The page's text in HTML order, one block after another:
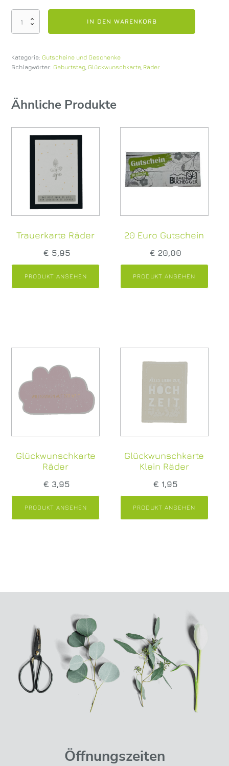
Geburtstagskarte
IN DEN WARENKORB
Kategorie: Gutscheine und Geschenke
Schlagwörter: Geburtstag, Glückwunschkarte, Räder
Ähnliche Produkte
Trauerkarte Räder
€ 5,95
PRODUKT ANSEHEN
20 Euro Gutschein
€ 20,00
PRODUKT ANSEHEN
Glückwunschkarte
Räder
€ 3,95
PRODUKT ANSEHEN
Glückwunschkarte
Klein Räder
€ 1,95
PRODUKT ANSEHEN
Öffnungszeiten
Sie bestellen online – wir liefern!
Zustellung im Umkreis von 25 km
Ihre Bestellung kommt auf Wunsch direkt zu
km rund um Sierning leben. Wir liefern von
Dienstag bis Freitag zwischen 09.00 und 17.00
Uhr. Pro Lieferung verrechnen wir eine
Geschäft. Wir verständigen Sie telefonisch
abholbereit ist. (Frühestens zwei Tage nach
Ihrer Bestellung oder zu Ihrem Wunschtermin).